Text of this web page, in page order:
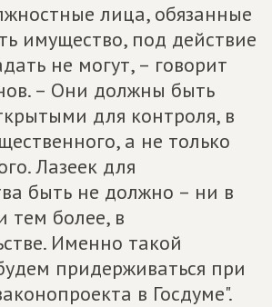
лица, обязанные
имущество, под действие
не могут, – говорит
– Они должны быть
для контроля, в
а не только
Лазеек для
быть не должно – ни в
более, в
Именно такой
придерживаться при
в Госдуме".